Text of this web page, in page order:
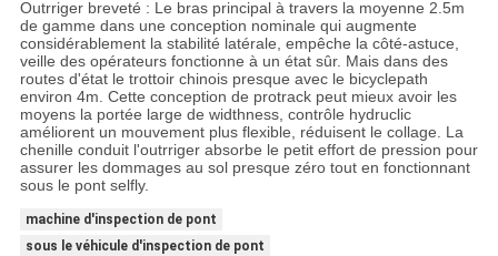
Outrriger breveté : Le bras principal à travers la moyenne 2.5m
de gamme dans une conception nominale qui augmente
considérablement la stabilité latérale, empêche la côté-astuce,
veille des opérateurs fonctionne à un état sûr. Mais dans des
routes d'état le trottoir chinois presque avec le bicyclepath
environ 4m. Cette conception de protrack peut mieux avoir les
moyens la portée large de widthness, contrôle hydruclic
améliorent un mouvement plus flexible, réduisent le collage. La
chenille conduit l'outrriger absorbe le petit effort de pression pour
assurer les dommages au sol presque zéro tout en fonctionnant
sous le pont selfly.
machine d'inspection de pont
sous le véhicule d'inspection de pont